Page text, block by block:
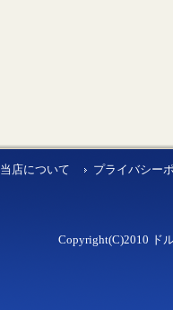
当店について プライバシー
Copyright(C)2010 ド